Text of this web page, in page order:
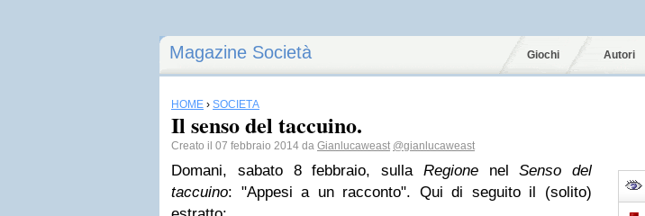
Magazine Società Giochi Autori
HOME › SOCIETÀ
Il senso del taccuino.
Creato il 07 febbraio 2014 da Gianlucaweast @gianlucaweast
Domani, sabato 8 febbraio, sulla RegionenelSenso del
taccuino: "Appesi a un racconto". Qui di seguito il (solito)